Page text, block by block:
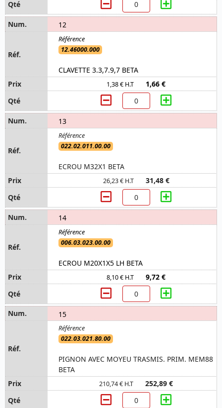
12
12.46000.000
CLAVETTE 3.3,7.9,7 BETA
1,38 € H.T 1,66 €
13
022.02.011.00.00
ECROU M32X1 BETA
26,23 € H.T 31,48 €
14
006.03.023.00.00
ECROU M20X1X5 LH BETA
8,10 € H.T 9,72 €
15
022.03.021.80.00
PIGNON AVEC MOYEU TRASMIS. PRIM. MEM88
BETA
210,74 € H.T 252,89 €